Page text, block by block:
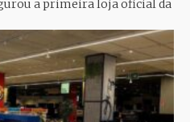
a primeira loja oficial da